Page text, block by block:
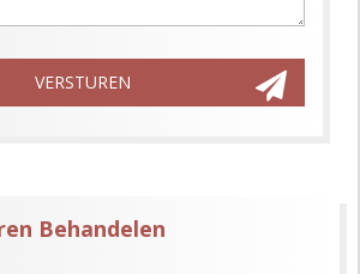
leeg te laten.
VERSTUREN
Behandelen